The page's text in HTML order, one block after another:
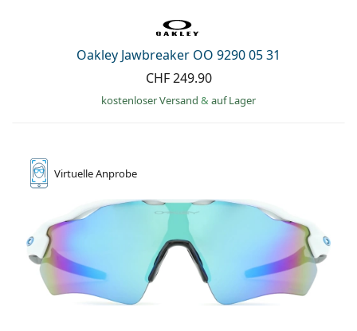
Oakley Jawbreaker OO 9290 05 31
CHF 249.90
kostenloser Versand & auf Lager
VirtuelleAnprobe